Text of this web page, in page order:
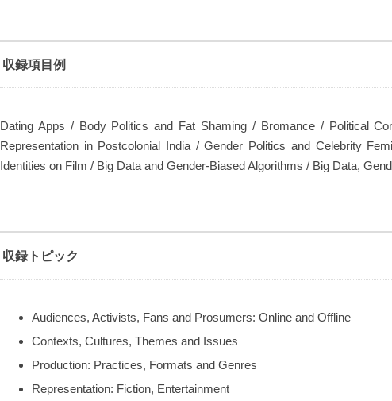
収録項目例
Dating Apps / Body Politics and Fat Shaming / Bromance / Political
Representation in Postcolonial India / Gender Politics and Celebrity
Identities on Film / Big Data and Gender‐Biased Algorithms / Big Data,
収録トピック
Audiences, Activists, Fans and Prosumers: Online and Offline
Contexts, Cultures, Themes and Issues
Production: Practices, Formats and Genres
Representation: Fiction, Entertainment